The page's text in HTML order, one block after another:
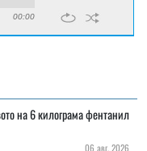
00:00
на 6 килограма фентанил
06 авг, 2026